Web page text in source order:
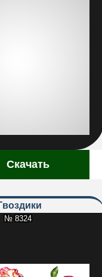
Скачать
Гвоздики
№ 8324